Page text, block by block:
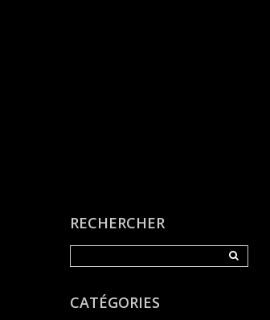
RECHERCHER
CATÉGORIES